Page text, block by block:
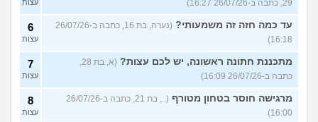
29, כתבה ב-26/07/26 16:27)
עצות
עד כמה חזה זה משמעותי?
(נערה, בת 16, כתבה ב-26/07/26
16:18)
6
עצות
מתכננת חתונה ראשונה, יש לכם עצות?
(א, בת 28,
כתבה ב-26/07/26 16:09)
7
עצות
מרגישה חוסר בטחון מטורף
(.., בת 21, כתבה ב-26/07/26
16:00)
8
עצות